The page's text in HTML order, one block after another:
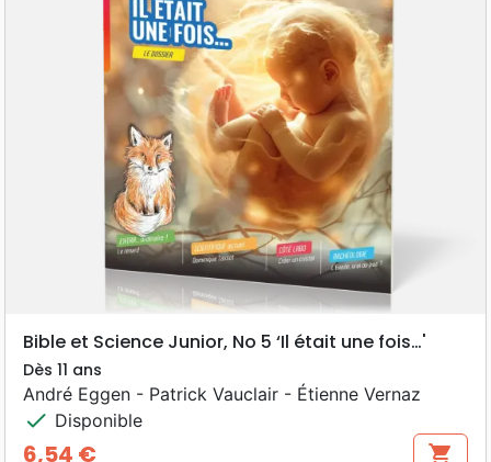
Bible et Science Junior, No 5 ‘Il était une fois…'
Dès 11 ans
André Eggen - Patrick Vauclair - Étienne Vernaz
check Disponible
6,54 € shopping_cart